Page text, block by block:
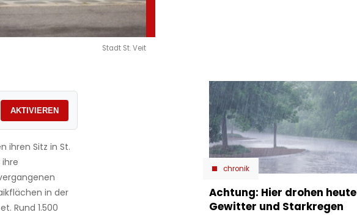
Stadt St. Veit
AKTIVIEREN
ihren Sitz in St.
in der
Rund 1.500
chronik
Achtung: Hier drohen heute
Gewitter und Starkregen